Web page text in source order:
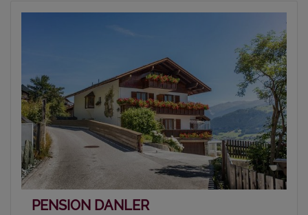
PENSION DANLER